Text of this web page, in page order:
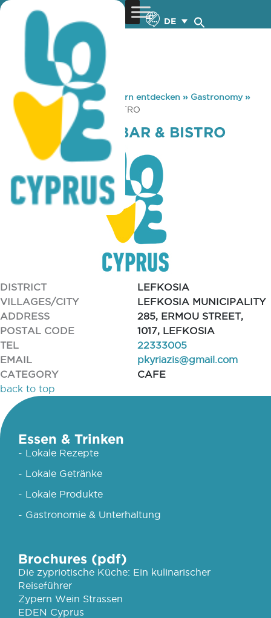
DE
You are here: Home »Zypern entdecken » Gastronomy»
VINTAGE WINE BAR & BISTRO
VINTAGE WINE BAR & BISTRO
DISTRICT
LEFKOSIA
VILLAGES/CITY
LEFKOSIA MUNICIPALITY
ADDRESS
285, ERMOU STREET,
POSTAL CODE
1017, LEFKOSIA
TEL
22333005
EMAIL
pkyriazis@gmail.com
CATEGORY
CAFE
back to top
Essen & Trinken
- Lokale Rezepte
- Lokale Getränke
- Lokale Produkte
- Gastronomie & Unterhaltung
Brochures (pdf)
Die zypriotische Küche: Ein kulinarischer
Reiseführer
Zypern Wein Strassen
EDEN Cyprus